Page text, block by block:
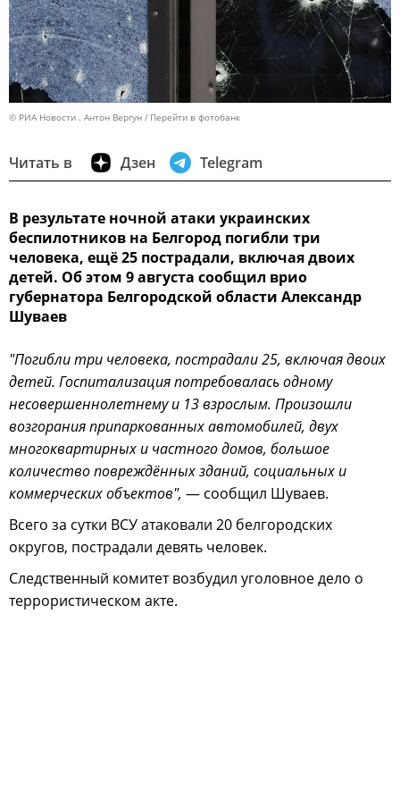
© РИА Новости . Антон Вергун Перейти в фотобанк
Читать в Дзен Telegram
В результате ночной атаки украинских
беспилотников на Белгород погибли три
человека, ещё 25 пострадали, включая двоих
детей. Об этом 9 августа сообщил врио
губернатора Белгородской области Александр
Шуваев
"Погибли три человека, пострадали 25, включая двоих
детей. Госпитализация потребовалась одному
несовершеннолетнему и 13 взрослым. Произошли
возгорания припаркованных автомобилей, двух
многоквартирных и частного домов, большое
количество повреждённых зданий, социальных и
коммерческих объектов", — сообщил Шуваев.
Всего за сутки ВСУ атаковали 20 белгородских
округов, пострадали девять человек.
Следственный комитет возбудил уголовное дело о
террористическом акте.